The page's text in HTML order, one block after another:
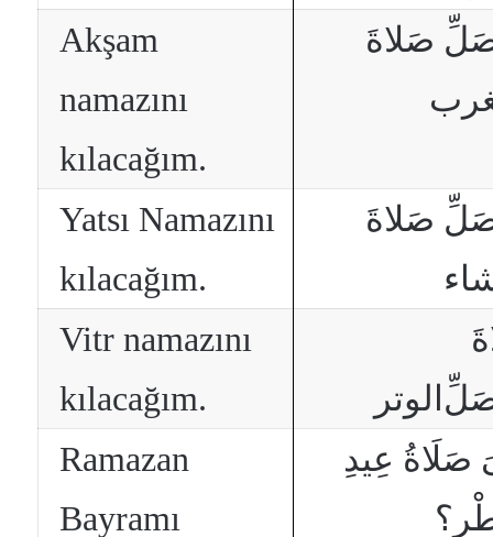
Akşam
namazını
kılacağım.
صَلاةَ
Yatsı Namazını
kılacağım.
صَلاةَ
Vitr namazını
kılacağım.
الوتر
Ramazan
Bayramı
صَلَاةُ عِيدِ